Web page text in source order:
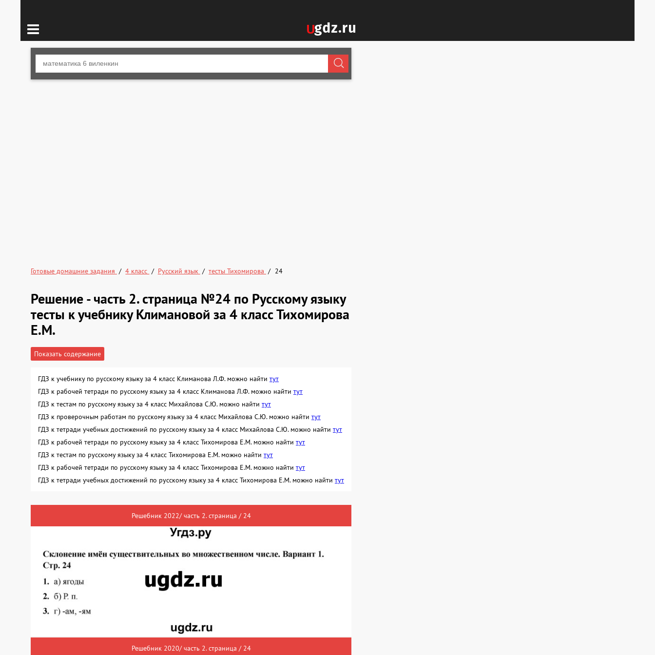
Готовые домашние задания 4 класс Русский язык тесты Тихомирова 24
Решение - часть 2. страница №24 по Русскому языку
тесты к учебнику Климановой за 4 класс Тихомирова
Е.М.
Показать содержание
ГДЗ к учебнику по русскому языку за 4 класс Климанова Л.Ф. можно найти тут
ГДЗ к рабочей тетради по русскому языку за 4 класс Климанова Л.Ф. можно найти тут
ГДЗ к тестам по русскому языку за 4 класс Михайлова С.Ю. можно найти тут
ГДЗ к проверочным работам по русскому языку за 4 класс Михайлова С.Ю. можно найти тут
ГДЗ к тетради учебных достижений по русскому языку за 4 класс Михайлова С.Ю. можно найти тут
ГДЗ к рабочей тетради по русскому языку за 4 класс Тихомирова Е.М. можно найти тут
ГДЗ к тестам по русскому языку за 4 класс Тихомирова Е.М. можно найти тут
ГДЗ к рабочей тетради по русскому языку за 4 класс Тихомирова Е.М. можно найти тут
ГДЗ к тетради учебных достижений по русскому языку за 4 класс Тихомирова Е.М. можно найти тут
Решебник 2022/ часть 2. страница / 24
Решебник 2020/ часть 2. страница / 24